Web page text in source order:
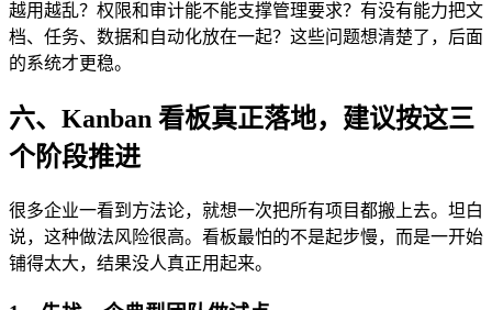
越用越乱？权限和审计能不能支撑管理要求？有没有能力把文
档、任务、数据和自动化放在一起？这些问题想清楚了，后面
的系统才更稳。
六、Kanban 看板真正落地，建议按这三
个阶段推进
很多企业一看到方法论，就想一次把所有项目都搬上去。坦白
说，这种做法风险很高。看板最怕的不是起步慢，而是一开始
铺得太大，结果没人真正用起来。